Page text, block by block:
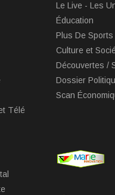
Télé
Le Live - Les
Éducation
Plus De Sports
Culture et
Découvertes /
Dossier
Scan